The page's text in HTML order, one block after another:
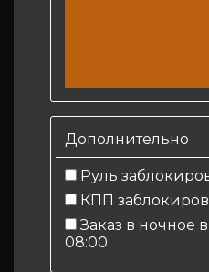
Дополнительно
Руль
КПП
Заказ в ночное
08:00